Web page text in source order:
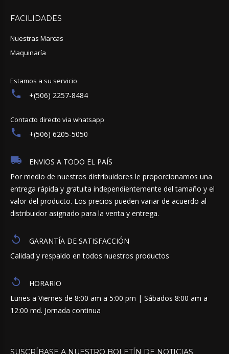
FACILIDADES
Nuestras Marcas
Maquinaría
Estamos a su servicio
+(506) 2257-8484
Contacto directo via whatsapp
+(506) 6205-5050
ENVIOS A TODO EL PAÍS
Por medio de nuestros distribuidores le proporcionamos una
entrega rápida y gratuita independientemente del tamaño y el
valor del producto. Los precios pueden variar de acuerdo al
distribuidor asignado para la venta y entrega.
GARANTÍA DE SATISFACCIÓN
Calidad y respaldo en todos nuestros productos
HORARIO
Lunes a Viernes de 8:00 am a 5:00 pm | Sábados 8:00 am a
12:00 md. Jornada continua
SUSCRÍBASE A NUESTRO BOLETÍN DE NOTICIAS